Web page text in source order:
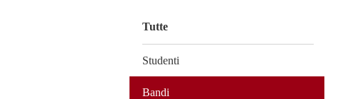
Tutte
Studenti
Bandi